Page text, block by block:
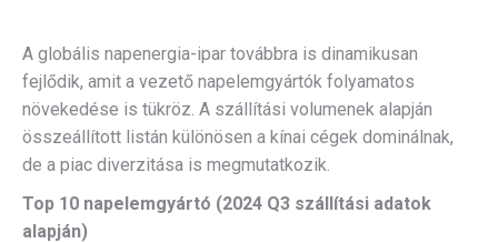
A globális napenergia-ipar továbbra is dinamikusan
fejlődik, amit a vezető napelemgyártók folyamatos
növekedése is tükröz. A szállítási volumenek alapján
összeállított listán különösen a kínai cégek dominálnak,
de a piac diverzitása is megmutatkozik.
Top 10 napelemgyártó (2024 Q3 szállítási adatok
alapján)